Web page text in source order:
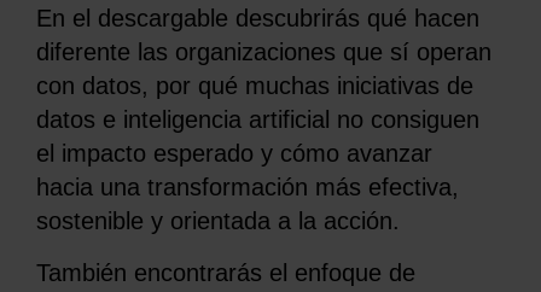
En el descargable descubrirás qué hacen
diferente las organizaciones que sí operan
con datos, por qué muchas iniciativas de
datos e inteligencia artificial no consiguen
el impacto esperado y cómo avanzar
hacia una transformación más efectiva,
sostenible y orientada a la acción.
También encontrarás el enfoque de